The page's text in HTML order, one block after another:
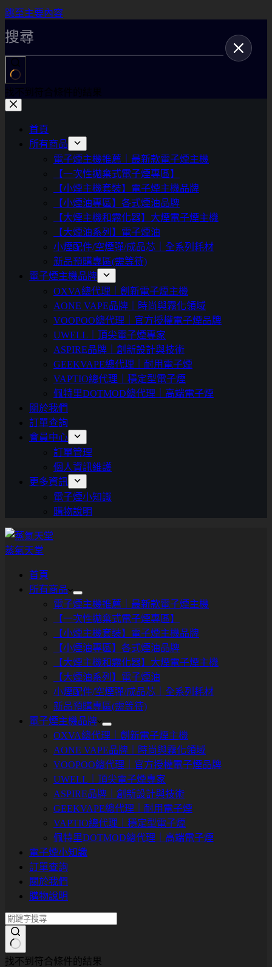
跳至主要內容
找不到符合條件的結果
首頁
所有商品
電子煙主機推薦｜最新款電子煙主機
【一次性拋棄式電子煙專區】
【小煙主機套裝】電子煙主機品牌
【小煙油專區】各式煙油品牌
【大煙主機和霧化器】大煙電子煙主機
【大煙油系列】電子煙油
小煙配件/空煙彈/成品芯｜全系列耗材
新品預購專區(需等待)
電子煙主機品牌
OXVA總代理｜創新電子煙主機
AONE VAPE品牌｜時尚與霧化領域
VOOPOO總代理｜官方授權電子煙品牌
UWELL｜頂尖電子煙專家
ASPIRE品牌｜創新設計與技術
GEEKVAPE總代理｜耐用電子煙
VAPTIO總代理｜穩定型電子煙
佩特里DOTMOD總代理｜高端電子煙
關於我們
訂單查詢
會員中心
訂單管理
個人資訊維護
更多資訊
電子煙小知識
購物說明
蒸氣天堂
首頁
所有商品
電子煙主機推薦｜最新款電子煙主機
【一次性拋棄式電子煙專區】
【小煙主機套裝】電子煙主機品牌
【小煙油專區】各式煙油品牌
【大煙主機和霧化器】大煙電子煙主機
【大煙油系列】電子煙油
小煙配件/空煙彈/成品芯｜全系列耗材
新品預購專區(需等待)
電子煙主機品牌
OXVA總代理｜創新電子煙主機
AONE VAPE品牌｜時尚與霧化領域
VOOPOO總代理｜官方授權電子煙品牌
UWELL｜頂尖電子煙專家
ASPIRE品牌｜創新設計與技術
GEEKVAPE總代理｜耐用電子煙
VAPTIO總代理｜穩定型電子煙
佩特里DOTMOD總代理｜高端電子煙
電子煙小知識
訂單查詢
關於我們
購物說明
找不到符合條件的結果